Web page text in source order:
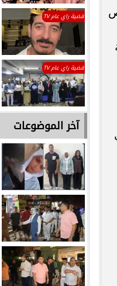
قضية راي عام TV
قضية راي عام TV
آخر الموضوعات